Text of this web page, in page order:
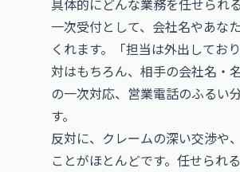
具体的にどんな業務を任せられ
一次受付として、会社名やあな
くれます。「担当は外出してお
対はもちろん、相手の会社名・
の一次対応、営業電話のふるい
す。
反対に、クレームの深い交渉や
ことがほとんどです。任せられ